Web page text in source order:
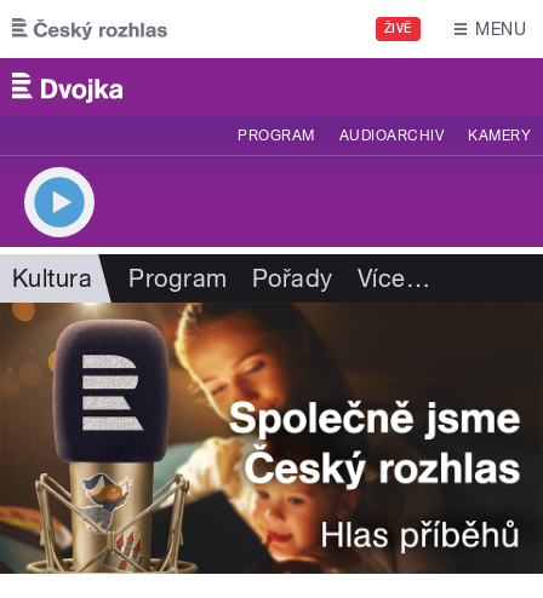
Přejít k hlavnímu obsahu
ŽIVĚ MENU
PROGRAM AUDIOARCHIV KAMERY
Kultura Program Pořady Více…